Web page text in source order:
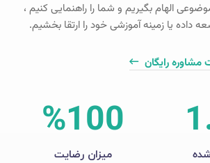
الهام بگیریم و شما را راهنمایی کنیم ،
داده یا زمینه آموزشی خود را ارتقا بخشیم.
مشاوره رایگان
100
%
میزان رضایت